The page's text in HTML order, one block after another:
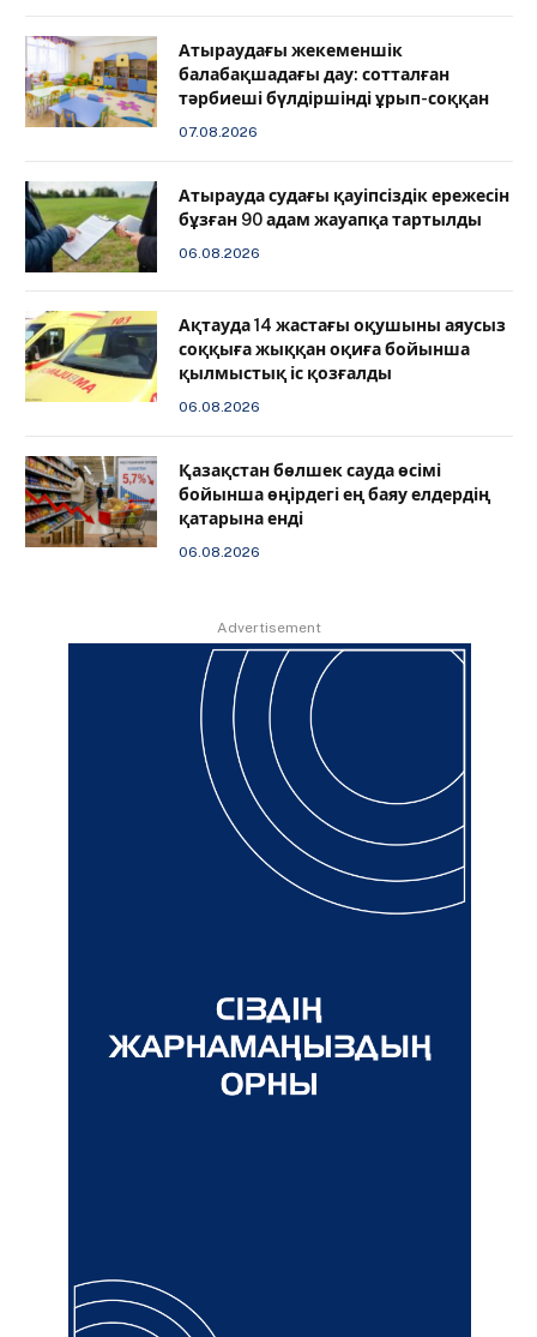
Атыраудағы жекеменшік
балабақшадағы дау: сотталған
тәрбиеші бүлдіршінді ұрып-соққан
07.08.2026
Атырауда судағы қауіпсіздік ережесін
бұзған 90 адам жауапқа тартылды
06.08.2026
Ақтауда 14 жастағы оқушыны аяусыз
соққыға жыққан оқиға бойынша
қылмыстық іс қозғалды
06.08.2026
Қазақстан бөлшек сауда өсімі
бойынша өңірдегі ең баяу елдердің
қатарына енді
06.08.2026
Advertisement